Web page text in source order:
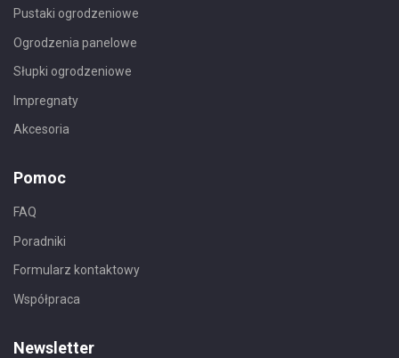
Pustaki ogrodzeniowe
Ogrodzenia panelowe
Słupki ogrodzeniowe
Impregnaty
Akcesoria
Pomoc
FAQ
Poradniki
Formularz kontaktowy
Współpraca
Newsletter